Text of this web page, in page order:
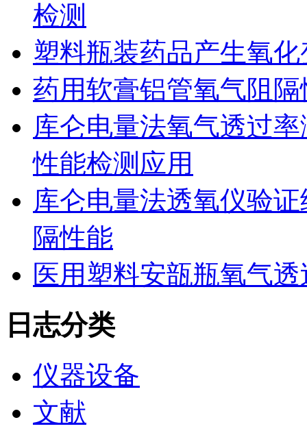
检测
塑料瓶装药品产生氧
药用软膏铝管氧气阻
库仑电量法氧气透过
性能检测应用
库仑电量法透氧仪验
隔性能
医用塑料安瓿瓶氧气
日志分类
仪器设备
文献